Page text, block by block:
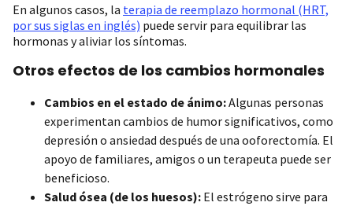
En algunos casos, la terapia de reemplazo hormonal (HRT,
por sus siglas en inglés) puede servir para equilibrar las
hormonas y aliviar los síntomas.
Otros efectos de los cambios hormonales
Cambios en el estado de ánimo:Algunas personas
experimentan cambios de humor significativos, como
depresión o ansiedad después de una ooforectomía. El
apoyo de familiares, amigos o un terapeuta puede ser
beneficioso.
Salud ósea (de los huesos): El estrógeno sirve para